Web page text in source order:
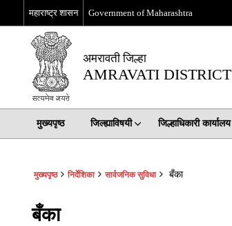
महाराष्ट्र शासन Government of Maharashtra
अमरावती जिल्हा
AMRAVATI DISTRICT
मुख्यपृष्ठ जिल्ह्याविषयी जिल्हाधिकारी कार्यालय
मुख्यपृष्ठ निर्देशिका सार्वजनिक सुविधा बँका
बँका